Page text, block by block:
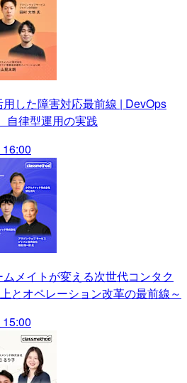
用した障害対応最前線 | DevOps
自律型運用の実践
ムメイトが変える次世代コンタク
とオペレーション改革の最前線～